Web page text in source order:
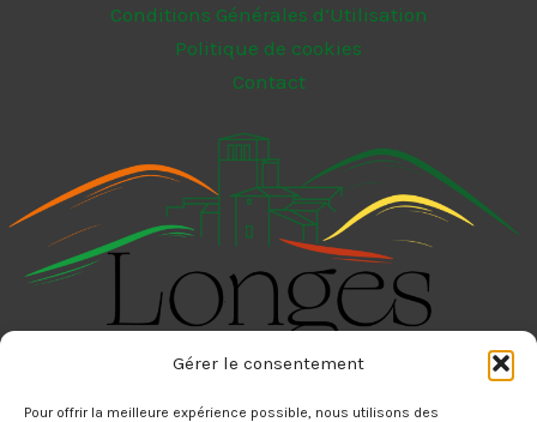
Gérer le consentement
Pour offrir la meilleure expérience possible, nous utilisons des
Conditions Générales d’Utilisation
Politique de cookies
Contact
Mairie de Longes